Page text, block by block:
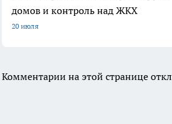
домов и контроль над ЖКХ
20 июля
Комментарии на этой странице